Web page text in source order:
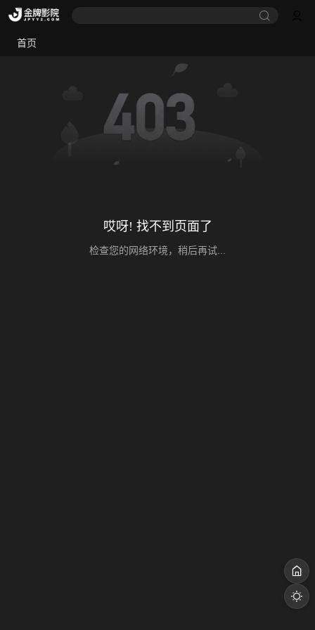
首页
哎呀! 找不到页面了
检查您的网络环境，稍后再试...